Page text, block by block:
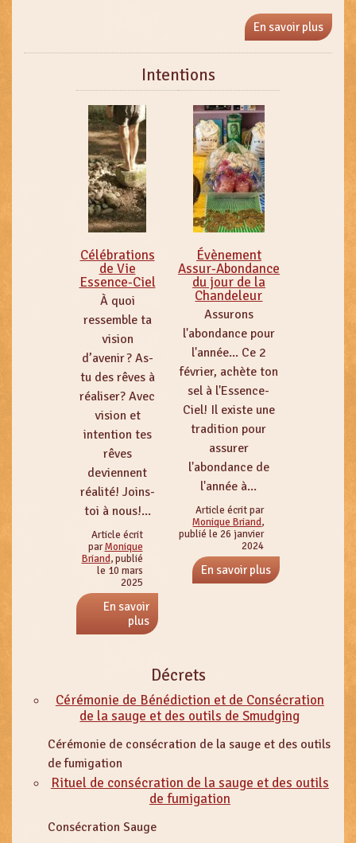
En savoir plus
Intentions
Célébrations
de Vie
Essence-Ciel
À quoi
ressemble ta
vision
d’avenir ? As-
tu des rêves à
réaliser? Avec
vision et
intention tes
rêves
deviennent
réalité! Joins-
toi à nous!...
Article écrit
parMonique
Briand, publié
le 10 mars
2025
En savoir
plus
Évènement
Assur-Abondance
du jour de la
Chandeleur
Assurons
l'abondance pour
l'année... Ce 2
février, achète ton
sel à l'Essence-
Ciel! Il existe une
tradition pour
assurer
l'abondance de
l'année à...
Article écrit par
Monique Briand,
publié le 26 janvier
2024
En savoir plus
Décrets
Cérémonie de Bénédiction et de Consécration
de la sauge et des outils de Smudging
Cérémonie de consécration de la sauge et des outils
de fumigation
Rituel de consécration de la sauge et des outils
de fumigation
Consécration Sauge